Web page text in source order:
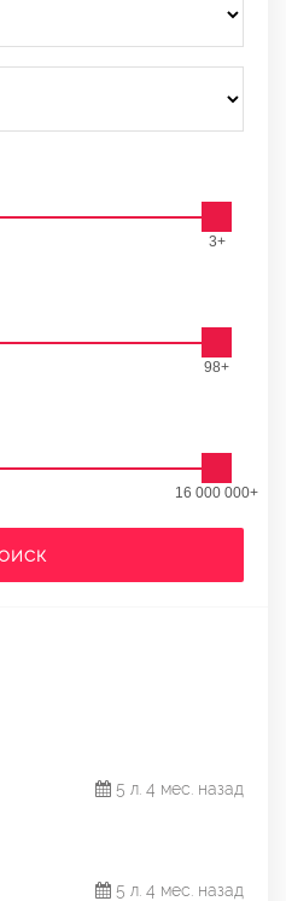
3+
98+
16 000 000+
5 л. 4 мес. назад
5 л. 4 мес. назад